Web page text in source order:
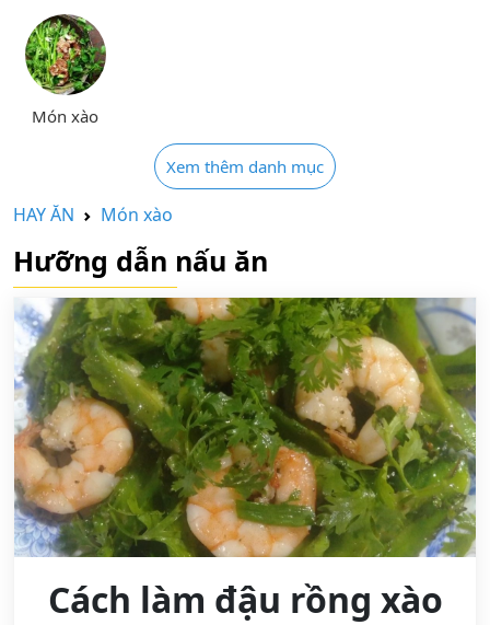
Món xào
Xem thêm danh mục
HAY ĂN Món xào
Hưỡng dẫn nấu ăn
Cách làm đậu rồng xào